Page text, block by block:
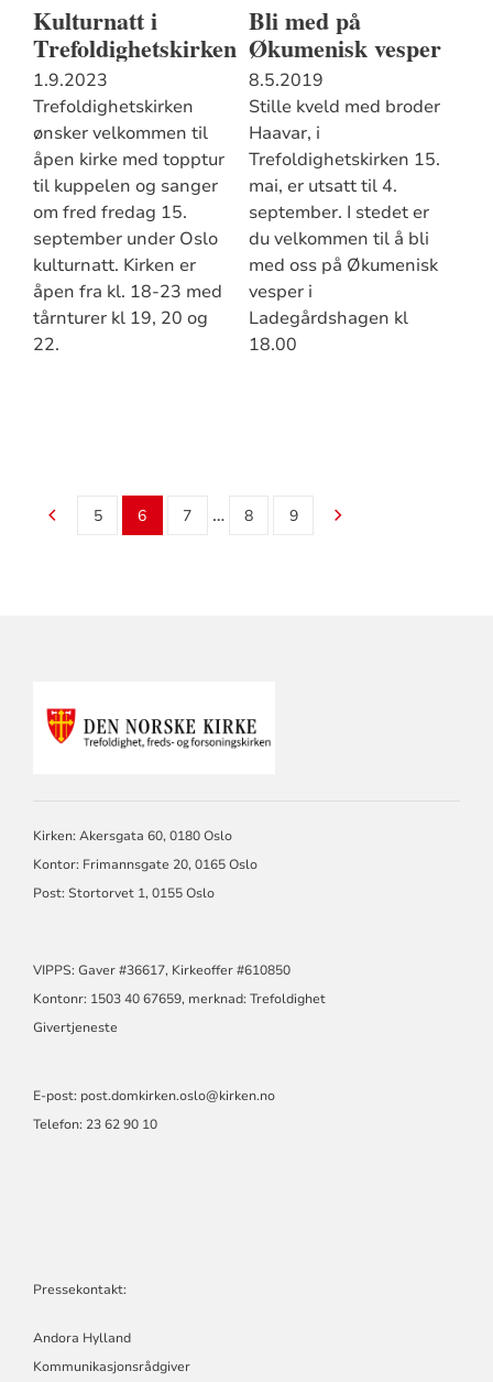
Kulturnatt i
Trefoldighetskirken
1.9.2023
Trefoldighetskirken
ønsker velkommen til
åpen kirke med topptur
til kuppelen og sanger
om fred fredag 15.
september under Oslo
kulturnatt. Kirken er
åpen fra kl. 18-23 med
tårnturer kl 19, 20 og
22.
Bli med på
Økumenisk vesper
8.5.2019
Stille kveld med broder
Haavar, i
Trefoldighetskirken 15.
mai, er utsatt til 4.
september. I stedet er
du velkommen til å bli
med oss på Økumenisk
vesper i
Ladegårdshagen kl
18.00
5 6 7 … 8 9
Kirken: Akersgata 60, 0180 Oslo
Kontor: Frimannsgate 20, 0165 Oslo
Post: Stortorvet 1, 0155 Oslo
VIPPS: Gaver #36617, Kirkeoffer #610850
Kontonr: 1503 40 67659, merknad: Trefoldighet
Givertjeneste
E-post: post.domkirken.oslo@kirken.no
Telefon: 23 62 90 10
Pressekontakt:
Andora Hylland
Kommunikasjonsrådgiver